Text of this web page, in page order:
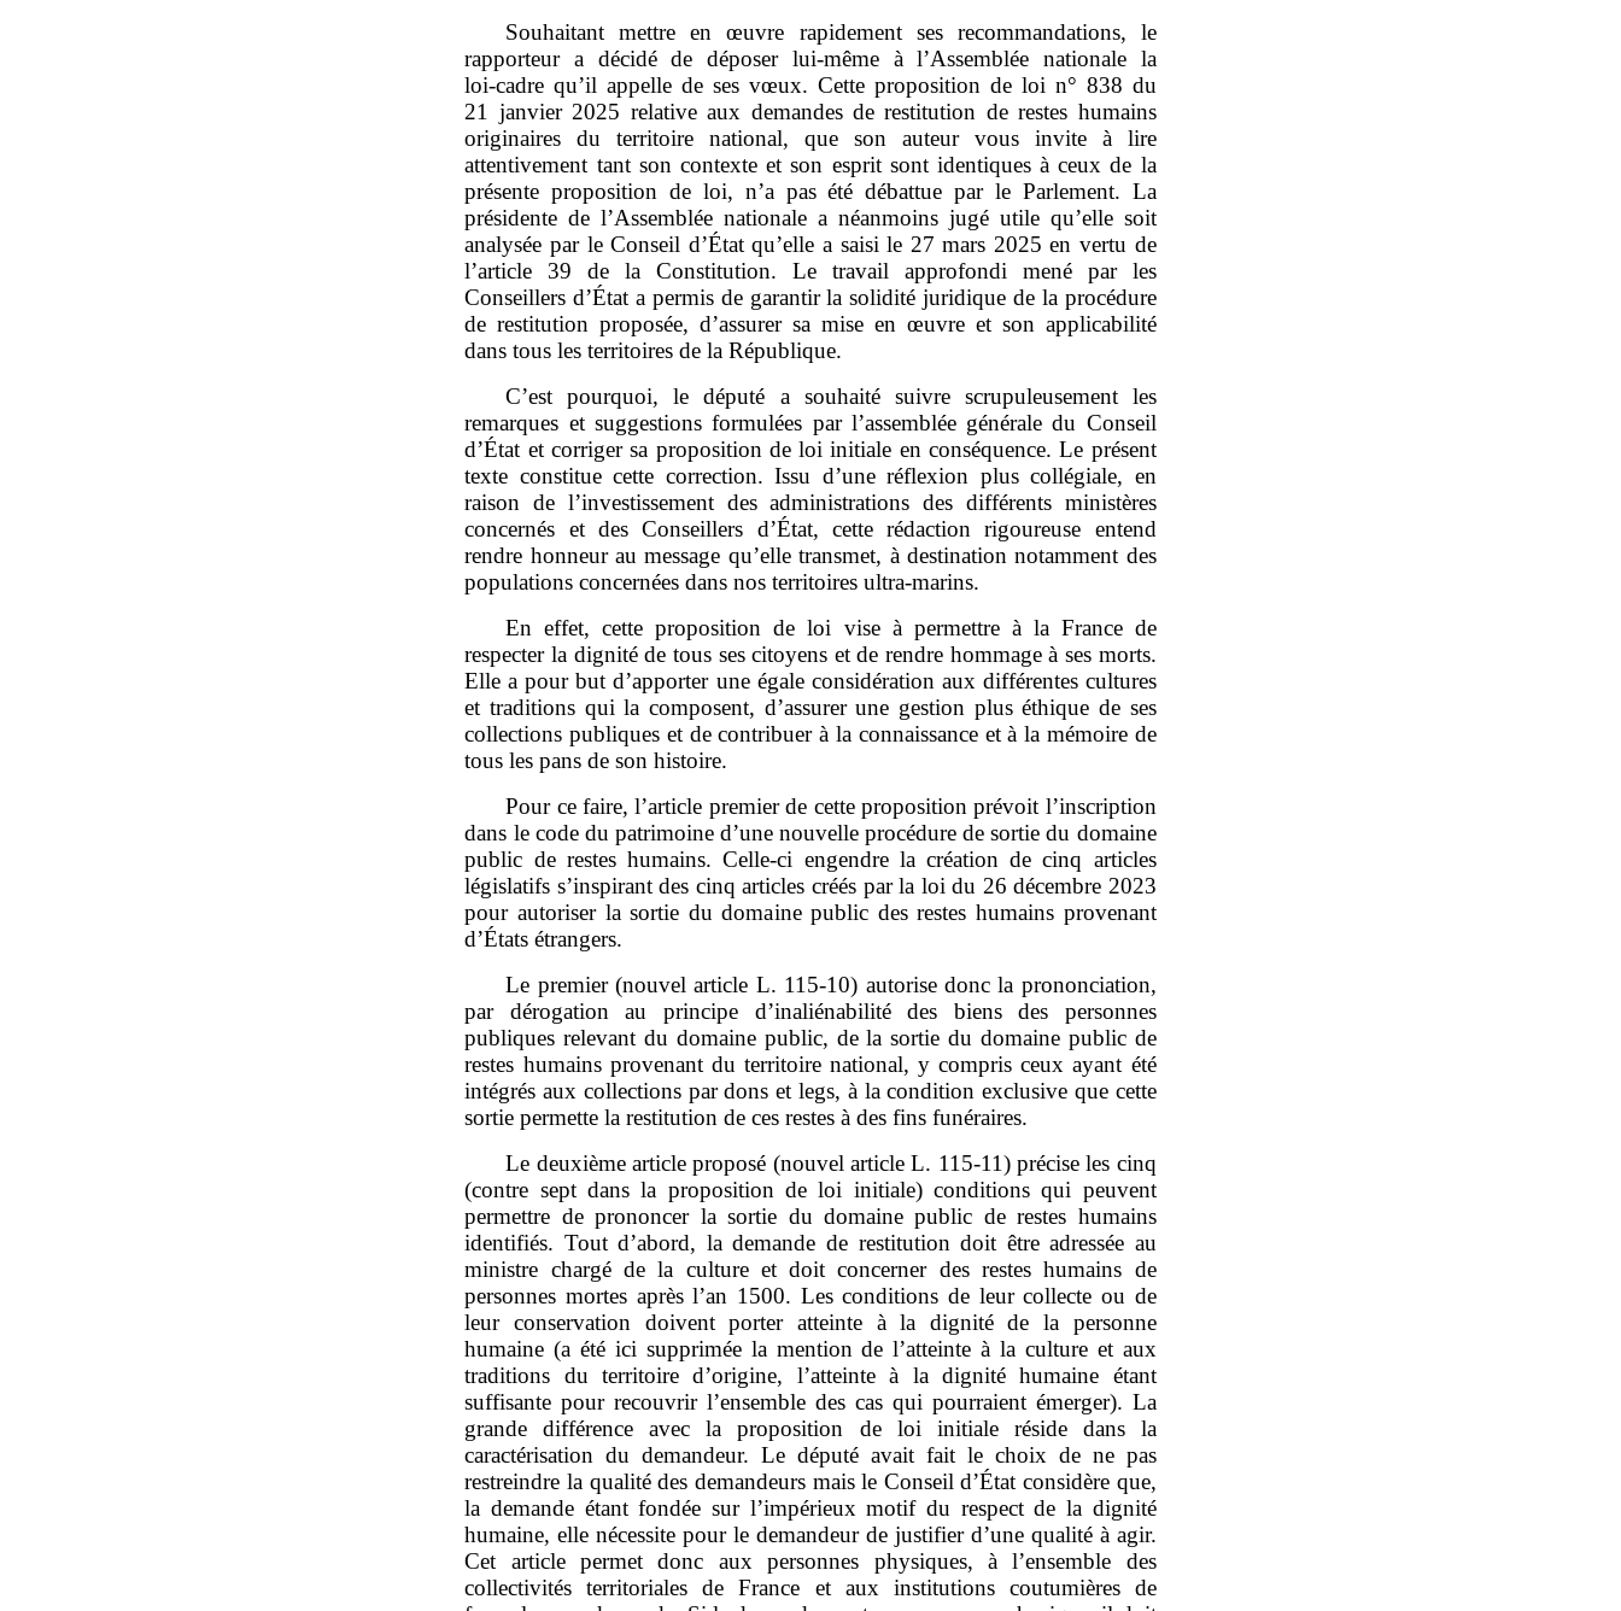
Souhaitant mettre en œuvre rapidement ses recommandations, le
rapporteur a décidé de déposer lui‑même à l’Assemblée nationale la
loi‑cadre qu’il appelle de ses vœux. Cette proposition de loi n° 838 du
21 janvier 2025 relative aux demandes de restitution de restes humains
originaires du territoire national, que son auteur vous invite à lire
attentivement tant son contexte et son esprit sont identiques à ceux de la
présente proposition de loi, n’a pas été débattue par le Parlement. La
présidente de l’Assemblée nationale a néanmoins jugé utile qu’elle soit
analysée par le Conseil d’État qu’elle a saisi le 27 mars 2025 en vertu de
l’article 39 de la Constitution. Le travail approfondi mené par les
Conseillers d’État a permis de garantir la solidité juridique de la procédure
de restitution proposée, d’assurer sa mise en œuvre et son applicabilité
dans tous les territoires de la République.
C’est pourquoi, le député a souhaité suivre scrupuleusement les
remarques et suggestions formulées par l’assemblée générale du Conseil
d’État et corriger sa proposition de loi initiale en conséquence. Le présent
texte constitue cette correction. Issu d’une réflexion plus collégiale, en
raison de l’investissement des administrations des différents ministères
concernés et des Conseillers d’État, cette rédaction rigoureuse entend
rendre honneur au message qu’elle transmet, à destination notamment des
populations concernées dans nos territoires ultra‑marins.
En effet, cette proposition de loi vise à permettre à la France de
respecter la dignité de tous ses citoyens et de rendre hommage à ses morts.
Elle a pour but d’apporter une égale considération aux différentes cultures
et traditions qui la composent, d’assurer une gestion plus éthique de ses
collections publiques et de contribuer à la connaissance et à la mémoire de
tous les pans de son histoire.
Pour ce faire, l’article premier de cette proposition prévoit l’inscription
dans le code du patrimoine d’une nouvelle procédure de sortie du domaine
public de restes humains. Celle‑ci engendre la création de cinq articles
législatifs s’inspirant des cinq articles créés par la loi du 26 décembre 2023
pour autoriser la sortie du domaine public des restes humains provenant
d’États étrangers.
Le premier (nouvel article L. 115‑10) autorise donc la prononciation,
par dérogation au principe d’inaliénabilité des biens des personnes
publiques relevant du domaine public, de la sortie du domaine public de
restes humains provenant du territoire national, y compris ceux ayant été
intégrés aux collections par dons et legs, à la condition exclusive que cette
sortie permette la restitution de ces restes à des fins funéraires.
Le deuxième article proposé (nouvel article L. 115‑11) précise les cinq
(contre sept dans la proposition de loi initiale) conditions qui peuvent
permettre de prononcer la sortie du domaine public de restes humains
identifiés. Tout d’abord, la demande de restitution doit être adressée au
ministre chargé de la culture et doit concerner des restes humains de
personnes mortes après l’an 1500. Les conditions de leur collecte ou de
leur conservation doivent porter atteinte à la dignité de la personne
humaine (a été ici supprimée la mention de l’atteinte à la culture et aux
traditions du territoire d’origine, l’atteinte à la dignité humaine étant
suffisante pour recouvrir l’ensemble des cas qui pourraient émerger). La
grande différence avec la proposition de loi initiale réside dans la
caractérisation du demandeur. Le député avait fait le choix de ne pas
restreindre la qualité des demandeurs mais le Conseil d’État considère que,
la demande étant fondée sur l’impérieux motif du respect de la dignité
humaine, elle nécessite pour le demandeur de justifier d’une qualité à agir.
Cet article permet donc aux personnes physiques, à l’ensemble des
collectivités territoriales de France et aux institutions coutumières de